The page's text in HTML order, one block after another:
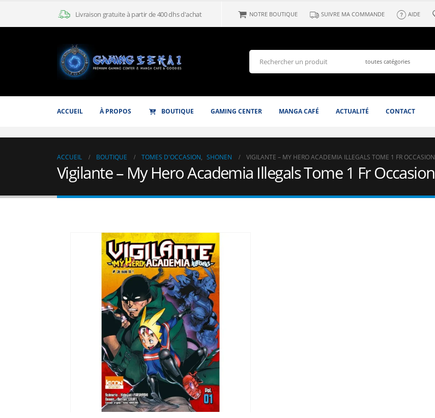
Livraison gratuite à partir de 400 dhs d'achat NOTRE BOUTIQUE SUIVRE MA COMMANDE AIDE
ACCUEIL À PROPOS BOUTIQUE GAMING CENTER MANGA CAFÉ ACTUALITÉ CONTACT
ACCUEIL BOUTIQUE TOMES D'OCCASION, SHONEN VIGILANTE – MY HERO ACADEMIA ILLEGALS TOME 1 FR OCCASION
Vigilante – My Hero Academia Illegals Tome 1 Fr Occasion